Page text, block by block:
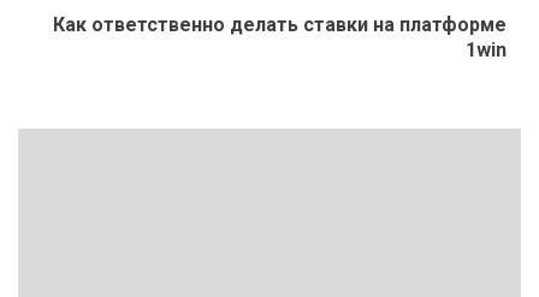
Как ответственно делать ставки на платформе
1win